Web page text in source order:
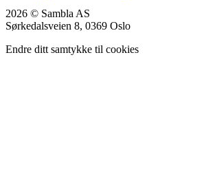
2026 © Sambla AS
Sørkedalsveien 8, 0369 Oslo
Endre ditt samtykke til cookies